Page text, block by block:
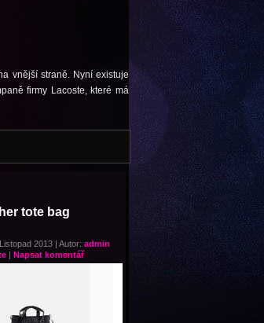
vnější straně. Nyní existuje
firmy Lacoste, které má
tote bag
2013 | Autor: admin
| Napsat komentář